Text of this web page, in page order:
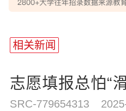
相关新闻
志愿填报总怕“
SRC-779654313